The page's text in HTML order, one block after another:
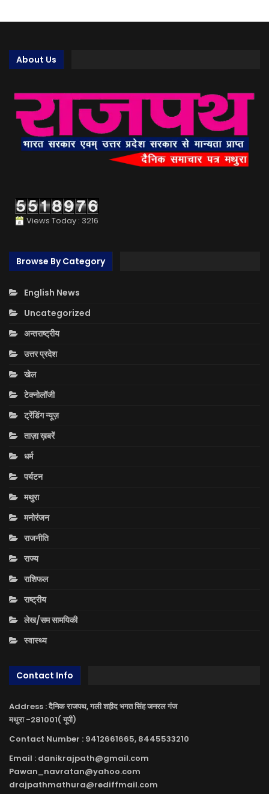
About Us
Views Today : 3216
Browse By Category
English News
Uncategorized
अन्तराष्ट्रीय
उत्तर प्रदेश
खेल
टेक्नोलॉजी
ट्रेंडिंग न्यूज़
ताज़ा ख़बरें
धर्म
पर्यटन
मथुरा
मनोरंजन
राजनीति
राज्य
राशिफल
राष्ट्रीय
लेख/सम सामयिकी
स्वास्थ्य
Contact Info
Address : दैनिक राजपथ, गली शहीद भगत सिंह जनरल गंज
मथुरा -281001( यूपी)
Contact Number : 9412661665, 8445533210
Email : danikrajpath@gmail.com
Pawan_navratan@yahoo.com
drajpathmathura@rediffmail.com